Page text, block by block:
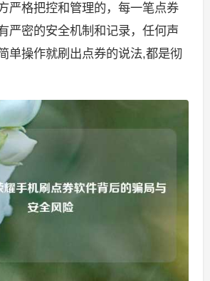
严格把控和管理的，每一笔点券
严密的安全机制和记录，任何声
单操作就刷出点券的说法,都是彻